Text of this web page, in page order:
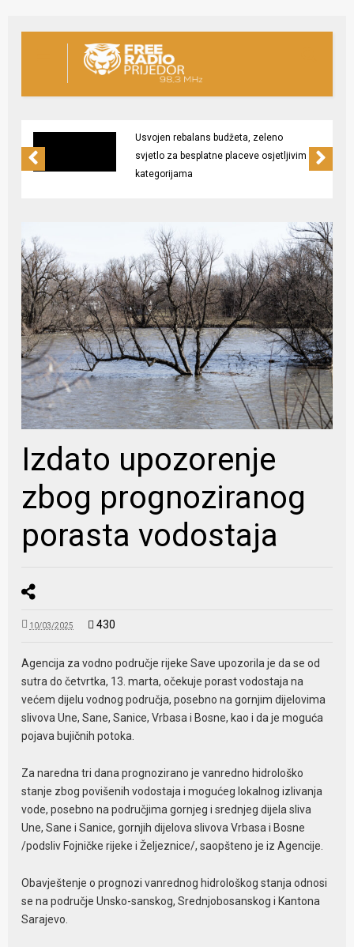
Usvojen rebalans budžeta, zeleno
svjetlo za besplatne placeve osjetljivim
kategorijama
Izdato upozorenje
zbog prognoziranog
porasta vodostaja
10/03/2025 430
Agencija za vodno područje rijeke Save upozorila je da se od
sutra do četvrtka, 13. marta, očekuje porast vodostaja na
većem dijelu vodnog područja, posebno na gornjim dijelovima
slivova Une, Sane, Sanice, Vrbasa i Bosne, kao i da je moguća
pojava bujičnih potoka.
Za naredna tri dana prognozirano je vanredno hidrološko
stanje zbog povišenih vodostaja i mogućeg lokalnog izlivanja
vode, posebno na područjima gornjeg i srednjeg dijela sliva
Une, Sane i Sanice, gornjih dijelova slivova Vrbasa i Bosne
/podsliv Fojničke rijeke i Željeznice/, saopšteno je iz Agencije.
Obavještenje o prognozi vanrednog hidrološkog stanja odnosi
se na područje Unsko-sanskog, Srednjobosanskog i Kantona
Sarajevo.